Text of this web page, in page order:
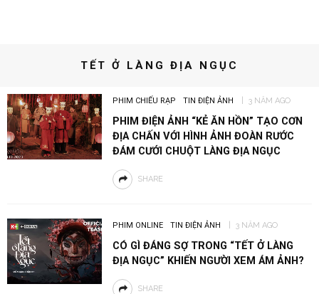
TẾT Ở LÀNG ĐỊA NGỤC
PHIM CHIẾU RẠP TIN ĐIỆN ẢNH 3 NĂM AGO
PHIM ĐIỆN ẢNH “KẺ ĂN HỒN” TẠO CƠN
ĐỊA CHẤN VỚI HÌNH ẢNH ĐOÀN RƯỚC
ĐÁM CƯỚI CHUỘT LÀNG ĐỊA NGỤC
SHARE
PHIM ONLINE TIN ĐIỆN ẢNH 3 NĂM AGO
CÓ GÌ ĐÁNG SỢ TRONG “TẾT Ở LÀNG
ĐỊA NGỤC” KHIẾN NGƯỜI XEM ÁM ẢNH?
SHARE